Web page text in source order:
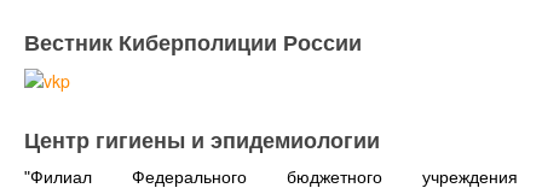
Вестник Киберполиции России
Центр гигиены и эпидемиологии
"Филиал Федерального бюджетного учреждения